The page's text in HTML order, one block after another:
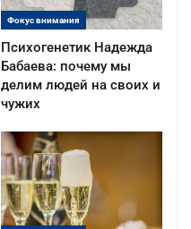
Фокус внимания
Психогенетик Надежда
Бабаева: почему мы
делим людей на своих и
чужих